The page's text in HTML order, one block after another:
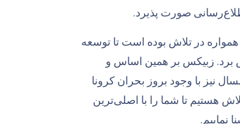
صورت پذیرد.
در تلاش بوده است تا توسعه
برد. زبیکس بر همین اساس و
امسال نیز با وجود بروز بحران کرونا
هستیم تا شما را با اصلی‌ترین
نماییم.